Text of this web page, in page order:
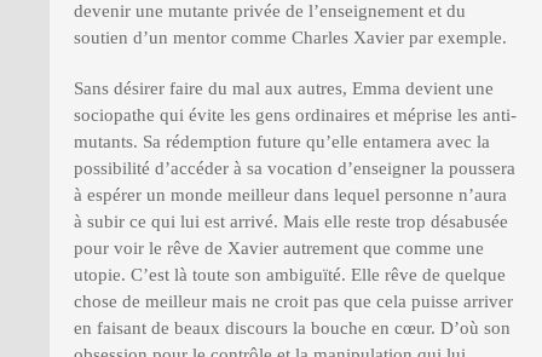
devenir une mutante privée de l’enseignement et du
soutien d’un mentor comme Charles Xavier par exemple.
Sans désirer faire du mal aux autres, Emma devient une
sociopathe qui évite les gens ordinaires et méprise les anti-
mutants. Sa rédemption future qu’elle entamera avec la
possibilité d’accéder à sa vocation d’enseigner la poussera
à espérer un monde meilleur dans lequel personne n’aura
à subir ce qui lui est arrivé. Mais elle reste trop désabusée
pour voir le rêve de Xavier autrement que comme une
utopie. C’est là toute son ambiguïté. Elle rêve de quelque
chose de meilleur mais ne croit pas que cela puisse arriver
en faisant de beaux discours la bouche en cœur. D’où son